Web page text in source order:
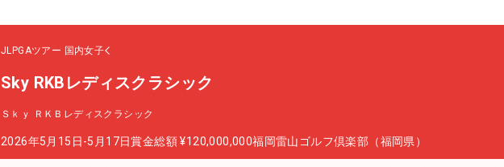
JLPGAツアー 国内女子
Sky RKBレディスクラシック
Ｓｋｙ ＲＫＢレディスクラシック
2026年5月15日-5月17日賞金総額 ¥120,000,000福岡雷山ゴルフ倶楽部（福岡県）